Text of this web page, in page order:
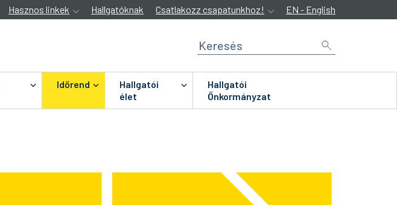
Hasznos linkek Hallgatóknak Csatlakozz csapatunkhoz! EN - English
Időrend
Hallgatói
élet
Hallgatói
Önkormányzat